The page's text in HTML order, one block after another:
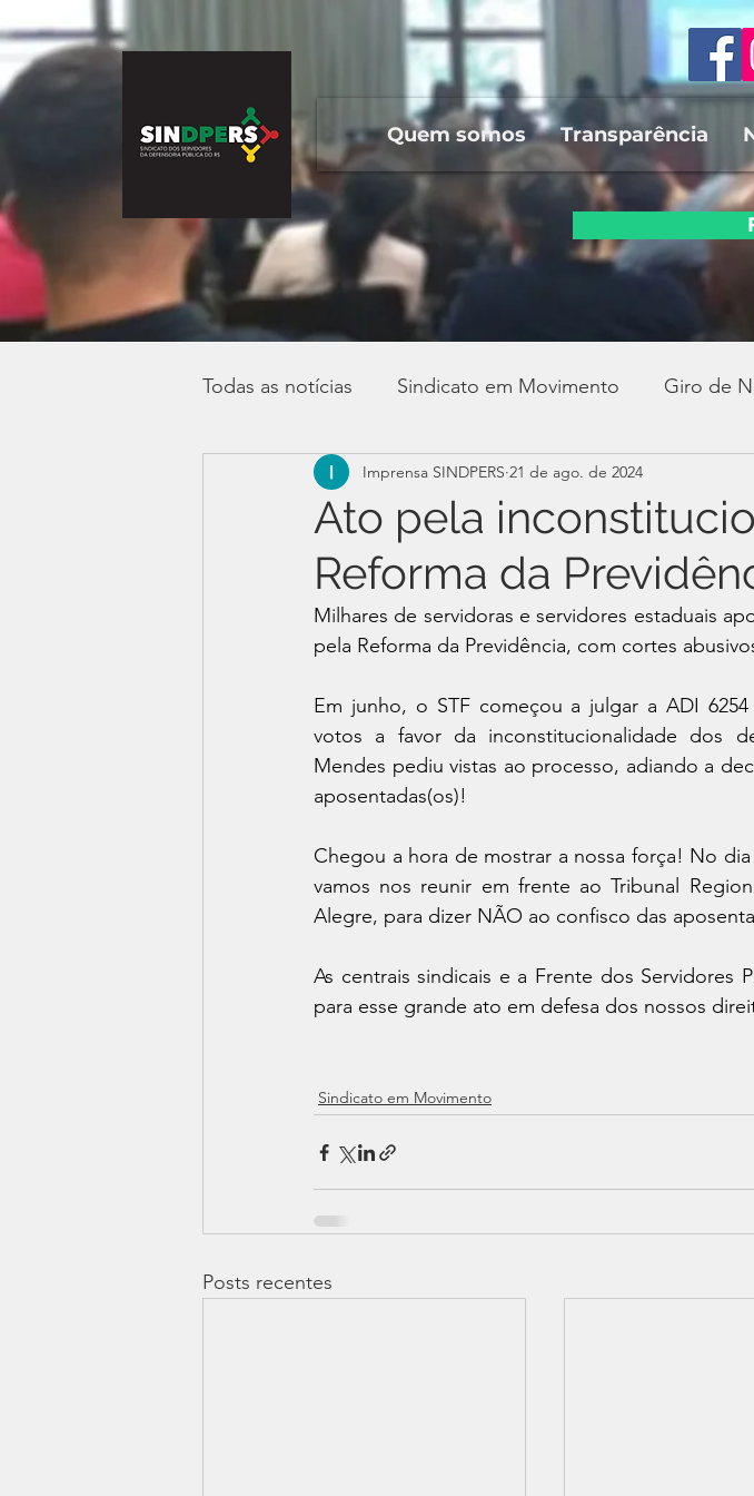
Quem somos Transparência
Todas as notícias Sindicato em Movimento Giro de
Campanha Salarial
Ato pela
Reforma da
Imprensa SINDPERS 21 de ago. de 2024
Milhares de servidoras e servidores estaduais
pela Reforma da Previdência, com cortes
Em junho, o STF começou a julgar a ADI
votos a favor da inconstitucionalidade dos
Mendes pediu vistas ao processo, adiando a
aposentadas(os)!
Chegou a hora de mostrar a nossa força! No
vamos nos reunir em frente ao Tribunal
Alegre, para dizer NÃO ao confisco das
As centrais sindicais e a Frente dos Servidores
para esse grande ato em defesa dos nossos
Sindicato em Movimento
Posts recentes